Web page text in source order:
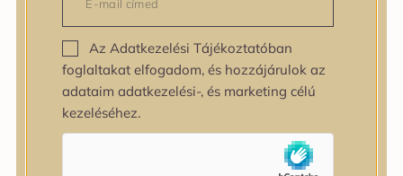
Száraz
Zsíros
Bőrprobléma
Bőrprobléma
Bőrpír
Dehidratált bőr
Az Adatkezelési Tájékoztatóban
foglaltakat elfogadom, és hozzájárulok az
adataim adatkezelési-, és marketing célú
kezeléséhez.